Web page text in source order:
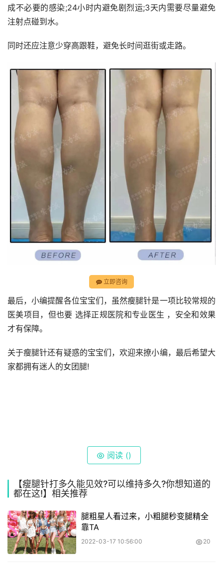
成不必要的感染;24小时内避免剧烈运;3天内需要尽量避免
注射点碰到水。
同时还应注意少穿高跟鞋，避免长时间逛街或走路。
立即咨询
最后，小编提醒各位宝宝们，虽然瘦腿针是一项比较常规的
医美项目，但也要 选择正规医院和专业医生 ，安全和效果
才有保障。
关于瘦腿针还有疑惑的宝宝们，欢迎来撩小编，最后希望大
家都拥有迷人的女团腿!
阅读 ()
【瘦腿针打多久能见效?可以维持多久?你想知道的
都在这!】相关推荐
腿粗星人看过来，小粗腿秒变腿精全
靠TA
2022-03-17 10:56:00 20